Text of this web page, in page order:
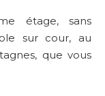
étage, sans
sur cour, au
que vous